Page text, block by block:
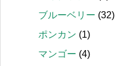
ブルーベリー (32)
ポンカン (1)
マンゴー (4)